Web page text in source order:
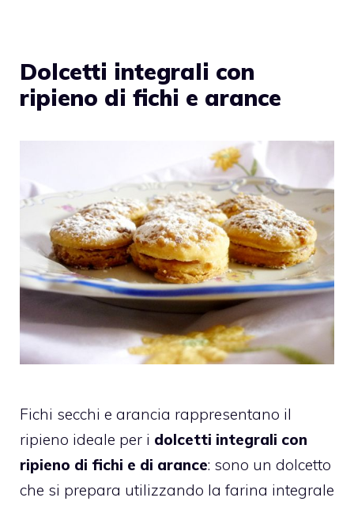
Dolcetti integrali con
ripieno di fichi e arance
Fichi secchi e arancia rappresentano il
ripieno ideale per i dolcetti integrali con
ripieno di fichi e di arance: sono un dolcetto
che si prepara utilizzando la farina integrale